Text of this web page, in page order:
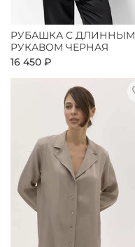
РУБАШКА С ДЛИННЫМ
РУКАВОМ ЧЕРНАЯ
16 450 ₽